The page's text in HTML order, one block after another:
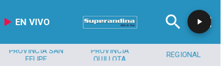
EN VIVO
PROVINCIA SAN
FELIPE
PROVINCIA
QUILLOTA
REGIONAL